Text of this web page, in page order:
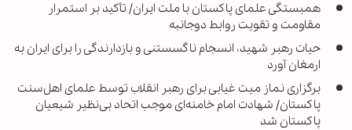
همبستگی علمای پاکستان با ملت ایران/ تأکید بر استمرار
مقاومت و تقویت روابط دوجانبه
حیات رهبر شهید، انسجام ناگسستنی و بازدارندگی را برای ایران به
ارمغان آورد
برگزاری نماز میت غیابی برای رهبر انقلاب توسط علمای اهل‌سنت
پاکستان/ شهادت امام خامنه‌ای موجب اتحاد بی‌نظیر شیعیان
پاکستان شد